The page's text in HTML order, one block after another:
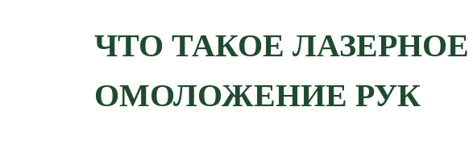
ЧТО ТАКОЕ ЛАЗЕРНОЕ
ОМОЛОЖЕНИЕ РУК